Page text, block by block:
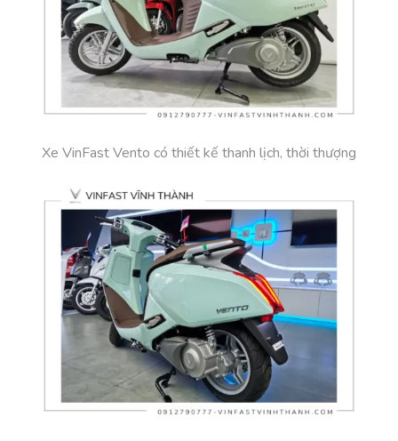
Xe VinFast Vento có thiết kế thanh lịch, thời thượng